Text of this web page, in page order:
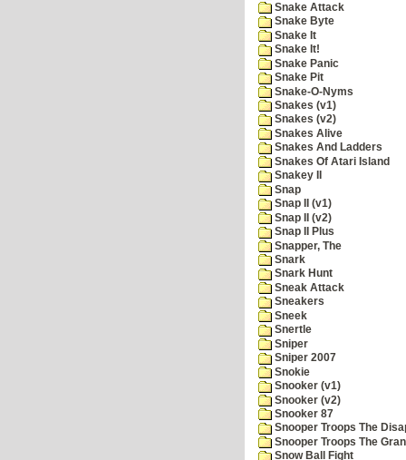
Snake Attack
Snake Byte
Snake It
Snake It!
Snake Panic
Snake Pit
Snake-O-Nyms
Snakes (v1)
Snakes (v2)
Snakes Alive
Snakes And Ladders
Snakes Of Atari Island
Snakey II
Snap
Snap II (v1)
Snap II (v2)
Snap II Plus
Snapper, The
Snark
Snark Hunt
Sneak Attack
Sneakers
Sneek
Snertle
Sniper
Sniper 2007
Snokie
Snooker (v1)
Snooker (v2)
Snooker 87
Snooper Troops The
Snooper Troops The
Snow Ball Fight